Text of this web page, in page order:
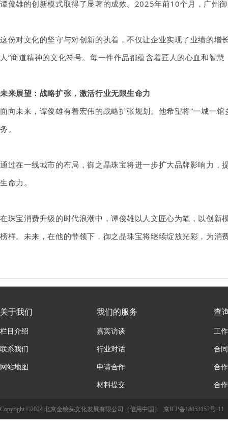
谭俊雄的创新模式取得了显著的成效。 2025年前10个月，广州
这份对文化的坚守与对创新的执着，不仅让企业实现了业绩的
人”商道精神的文化符号。每一件作品都蕴含着匠人的心血和智
未来展望：战略扩张，激活行业无限生命力
面向未来，谭俊雄有着宏伟的战略扩张规划。他希望将“一城一
务。
通过在一线城市的布局，御之晶珠宝将进一步扩大品牌影响力，
生命力。
在珠宝消费升级的时代浪潮中，谭俊雄以人文匠心为笔，以创
榜样。 未来，在他的带领下，御之晶珠宝将继续绽放光彩，为消
关于我们
栏目介绍
联系我们
网站地图
我们的服务
嘉宾访谈
行业对话
申请合作
材料提交
查
工
合
合
合
Copyright ©2024 北京金镜头文化发展有限公司（信用中国） 京ICP备18053157号-11